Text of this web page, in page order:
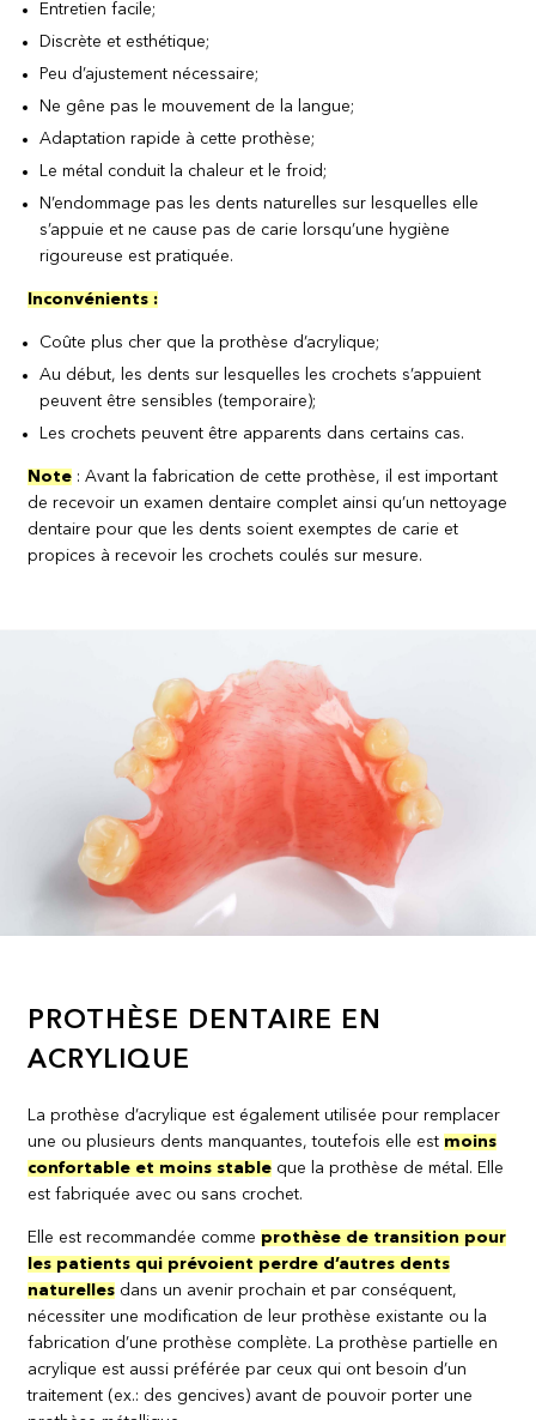
Entretien facile;
Discrète et esthétique;
Peu d’ajustement nécessaire;
Ne gêne pas le mouvement de la langue;
Adaptation rapide à cette prothèse;
Le métal conduit la chaleur et le froid;
N’endommage pas les dents naturelles sur lesquelles elle
s’appuie et ne cause pas de carie lorsqu’une hygiène
rigoureuse est pratiquée.
Inconvénients :
Coûte plus cher que la prothèse d’acrylique;
Au début, les dents sur lesquelles les crochets s’appuient
peuvent être sensibles (temporaire);
Les crochets peuvent être apparents dans certains cas.
Note : Avant la fabrication de cette prothèse, il est important
de recevoir un examen dentaire complet ainsi qu’un nettoyage
dentaire pour que les dents soient exemptes de carie et
propices à recevoir les crochets coulés sur mesure.
PROTHÈSE DENTAIRE EN
ACRYLIQUE
La prothèse d’acrylique est également utilisée pour remplacer
une ou plusieurs dents manquantes, toutefois elle est moins
confortable et moins stable que la prothèse de métal. Elle
est fabriquée avec ou sans crochet.
Elle est recommandée comme prothèse de transition pour
les patients qui prévoient perdre d’autres dents
naturelles dans un avenir prochain et par conséquent,
nécessiter une modification de leur prothèse existante ou la
fabrication d’une prothèse complète. La prothèse partielle en
acrylique est aussi préférée par ceux qui ont besoin d’un
traitement (ex.: des gencives) avant de pouvoir porter une